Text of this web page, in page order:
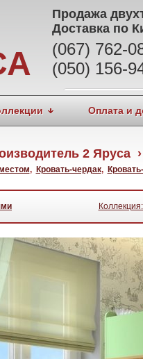
Продажа
Доставка по
(067) 762-
(050) 156-
Оплата и
2 Яруса
, Кровать-чердак,